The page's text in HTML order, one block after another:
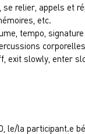
se relier, appels et
etc.
tempo,
exit slowly, enter
le/la participant.e